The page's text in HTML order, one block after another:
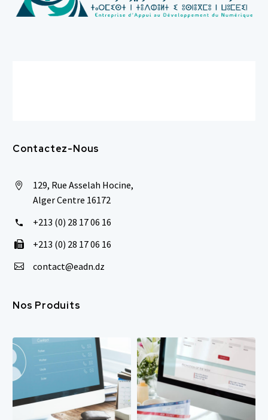
Contactez-Nous


129, Rue Asselah Hocine,
Alger Centre 16172

 +213 (0) 28 17 06 16

 +213 (0) 28 17 06 16

 contact@eadn.dz
Nos Produits